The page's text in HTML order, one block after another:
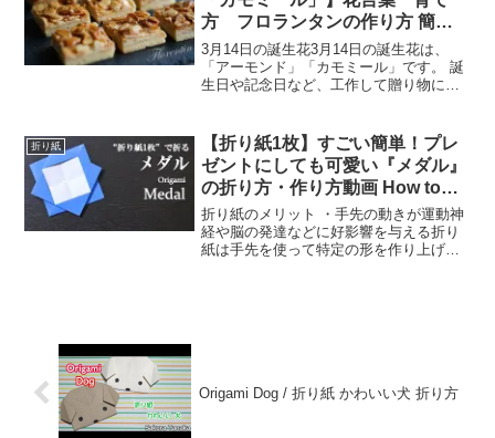
方 フロランタンの作り方 簡単
レシピでFlorentin recipe アロ
マディフューザー 作り方
3月14日の誕生花3月14日の誕生花は、
「アーモンド」「カモミール」です。 誕
生日や記念日など、工作して贈り物にし
似た3cmほどの花を枝いっぱいに咲かせ
る「アー...
折り紙
【折り紙1枚】すごい簡単！プレ
ゼントにしても可愛い『メダル』
の折り方・作り方動画 How to
make a medal with origami.It’s
easy to make!【Present】
折り紙のメリット ・手先の動きが運動神
経や脳の発達などに好影響を与える折り
紙は手先を使って特定の形を作り上げて
Origami Dog / 折り紙 かわいい犬 折り方